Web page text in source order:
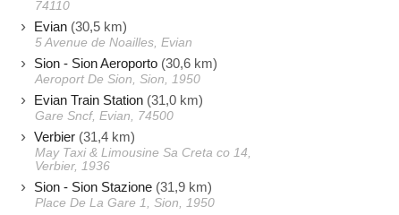
74110
Evian (30,5 km)
5 Avenue de Noailles, Evian
Sion - Sion Aeroporto (30,6 km)
Aeroport De Sion, Sion, 1950
Evian Train Station (31,0 km)
Gare Sncf, Evian, 74500
Verbier (31,4 km)
May Taxi & Limousine Sa Creta co 14,
Verbier, 1936
Sion - Sion Stazione (31,9 km)
Place De La Gare 1, Sion, 1950